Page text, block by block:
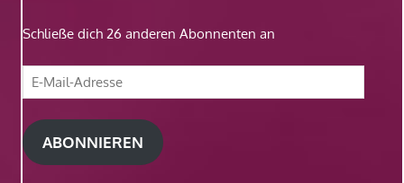
Schließe dich 26 anderen Abonnenten an
E-
Mail-
Adresse
ABONNIEREN